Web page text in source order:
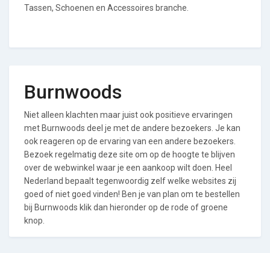
Tassen, Schoenen en Accessoires branche.
Burnwoods
Niet alleen klachten maar juist ook positieve ervaringen
met Burnwoods deel je met de andere bezoekers. Je kan
ook reageren op de ervaring van een andere bezoekers.
Bezoek regelmatig deze site om op de hoogte te blijven
over de webwinkel waar je een aankoop wilt doen. Heel
Nederland bepaalt tegenwoordig zelf welke websites zij
goed of niet goed vinden! Ben je van plan om te bestellen
bij Burnwoods klik dan hieronder op de rode of groene
knop.